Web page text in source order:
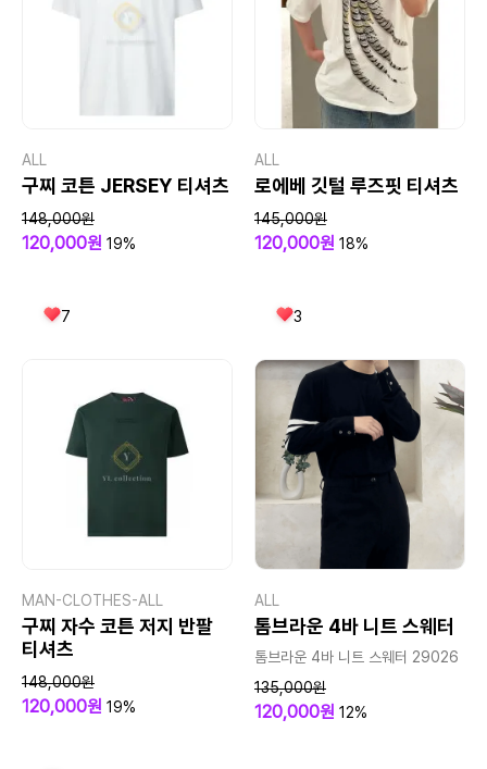
ALL
구찌 코튼 JERSEY 티셔츠
148,000원
120,000원 19%
7
ALL
로에베 깃털 루즈핏 티셔츠
145,000원
120,000원 18%
3
MAN-CLOTHES-ALL
구찌 자수 코튼 저지 반팔
티셔츠
148,000원
120,000원 19%
ALL
톰브라운 4바 니트 스웨터
톰브라운 4바 니트 스웨터 29026
135,000원
120,000원 12%